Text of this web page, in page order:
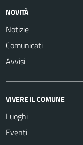
NOVITÀ
Notizie
Comunicati
Avvisi
VIVERE IL COMUNE
Luoghi
Eventi